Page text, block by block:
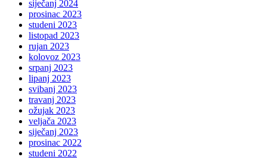
siječanj 2024
prosinac 2023
studeni 2023
listopad 2023
rujan 2023
kolovoz 2023
srpanj 2023
lipanj 2023
svibanj 2023
travanj 2023
ožujak 2023
veljača 2023
siječanj 2023
prosinac 2022
studeni 2022